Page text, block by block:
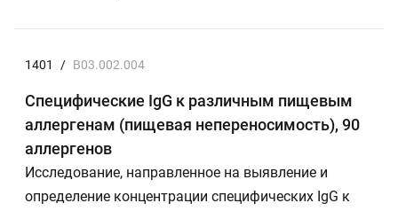
1401 / B03.002.004
Специфические IgG к различным пищевым
аллергенам (пищевая непереносимость), 90
аллергенов
Исследование, направленное на выявление и
определение концентрации специфических IgG к